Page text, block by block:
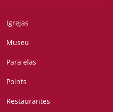
Igrejas
Museu
Para elas
Points
Restaurantes